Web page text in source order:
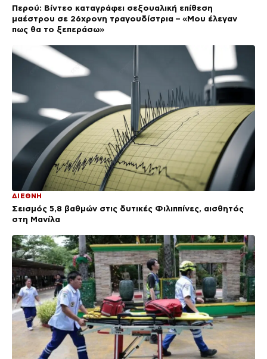
Περού: Βίντεο καταγράφει σεξουαλική επίθεση
μαέστρου σε 26χρονη τραγουδίστρια – «Μου έλεγαν
πως θα το ξεπεράσω»
ΔΙΕΘΝΗ
Σεισμός 5,8 βαθμών στις δυτικές Φιλιππίνες, αισθητός
στη Μανίλα